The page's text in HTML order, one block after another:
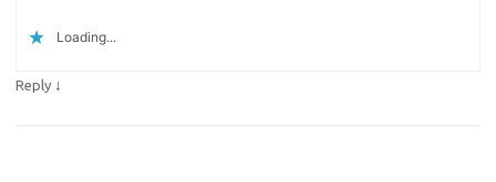
Loading...
Reply ↓